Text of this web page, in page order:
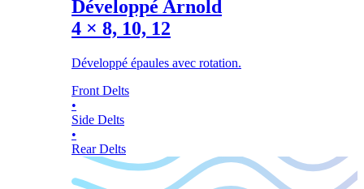
Développé Arnold
4 × 8, 10, 12
Développé épaules avec rotation.
Front Delts
•
Side Delts
•
Rear Delts